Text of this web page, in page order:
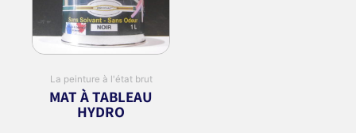
La peinture à l'état brut
MAT À TABLEAU
HYDRO